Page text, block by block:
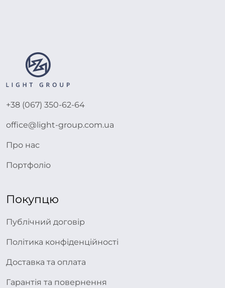
+38 (067) 350-62-64
office@light-group.com.ua
Про нас
Портфоліо
Покупцю
Публічний договір
Політика конфіденційності
Доставка та оплата
Гарантія та повернення